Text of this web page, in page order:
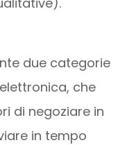
due categorie
che
di negoziare in
in tempo